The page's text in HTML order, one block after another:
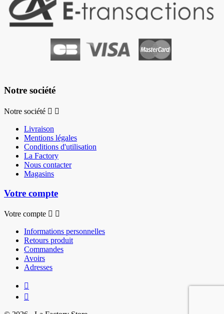
Notre société
Notre société  
Livraison
Mentions légales
Conditions d'utilisation
La Factory
Nous contacter
Magasins
Votre compte
Votre compte  
Informations personnelles
Retours produit
Commandes
Avoirs
Adresses